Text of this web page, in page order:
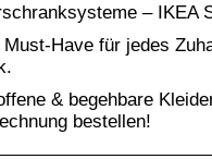
– IKEA
Have für jedes
& begehbare
bestellen!